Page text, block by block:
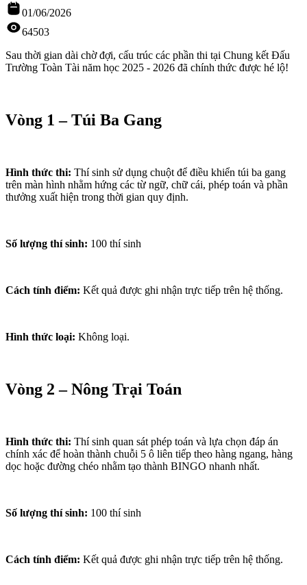
01/06/2026
64503
Sau thời gian dài chờ đợi, cấu trúc các phần thi tại Chung kết Đấu
Trường Toàn Tài năm học 2025 - 2026 đã chính thức được hé lộ!
Vòng 1 – Túi Ba Gang
Hình thức thi: Thí sinh sử dụng chuột để điều khiển túi ba gang
trên màn hình nhằm hứng các từ ngữ, chữ cái, phép toán và phần
thưởng xuất hiện trong thời gian quy định.
Số lượng thí sinh: 100 thí sinh
Cách tính điểm: Kết quả được ghi nhận trực tiếp trên hệ thống.
Hình thức loại: Không loại.
Vòng 2 – Nông Trại Toán
Hình thức thi: Thí sinh quan sát phép toán và lựa chọn đáp án
chính xác để hoàn thành chuỗi 5 ô liên tiếp theo hàng ngang, hàng
dọc hoặc đường chéo nhằm tạo thành BINGO nhanh nhất.
Số lượng thí sinh: 100 thí sinh
Cách tính điểm: Kết quả được ghi nhận trực tiếp trên hệ thống.